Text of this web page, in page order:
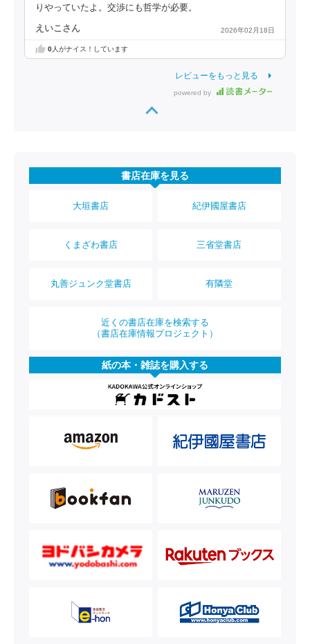
りやっていたよ。交渉にも哲学が必要。
えいこさん 2026年02月18日
0人がナイス！しています
レビューをもっと見る
powered by
書店在庫を見る
大垣書店 紀伊國屋書店
くまざわ書店 三省堂書店
丸善ジュンク堂書店 有隣堂
近くの書店在庫を検索する
（書店在庫情報プロジェクト）
紙の本・雑誌を購入する